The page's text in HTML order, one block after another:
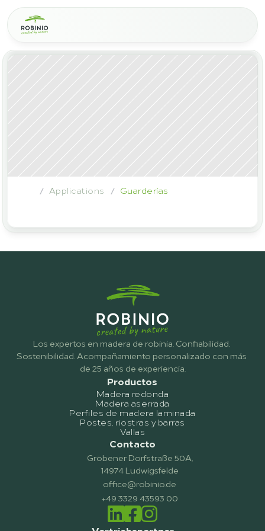
/ Applications / Guarderías
Los expertos en madera de robinia. Confiabilidad.
Sostenibilidad. Acompañamiento personalizado con más
de 25 años de experiencia.
Contacto
Gröbener Dorfstraße 50A,
14974 Ludwigsfelde
office@robinio.de
+49 3329 43593 00
Productos
Madera redonda
Madera aserrada
Perfiles de madera laminada
Postes, riostras y barras
Vallas